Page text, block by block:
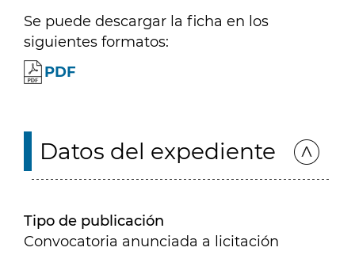
Se puede descargar la ficha en los
siguientes formatos:
PDF
Datos del expediente
Tipo de publicación
Convocatoria anunciada a licitación